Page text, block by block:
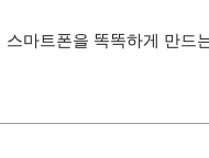
스마트폰을 똑똑하게 만드